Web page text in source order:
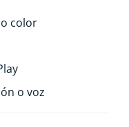
color
o voz